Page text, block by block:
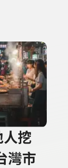
關鍵字
挖
灣市